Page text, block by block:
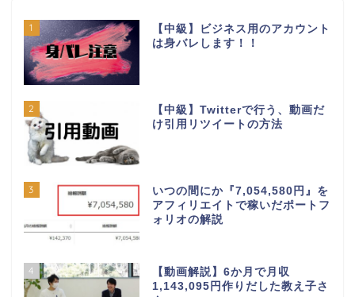
1
【中級】ビジネス用のアカウント
は身バレします！！
2
【中級】Twitterで行う、動画だ
け引用リツイートの方法
3
いつの間にか『7,054,580円』を
アフィリエイトで稼いだポートフ
ォリオの解説
4
【動画解説】6か月で月収
1,143,095円作りだした教え子さ